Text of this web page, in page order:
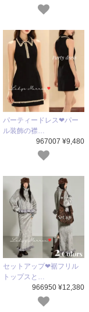
パーティードレス❤パー
ル装飾の襟…
967007 ¥9,480
セットアップ❤裾フリル
トップスと…
966950 ¥12,380